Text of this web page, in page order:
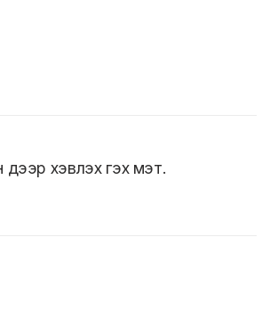
дээр хэвлэх гэх мэт.